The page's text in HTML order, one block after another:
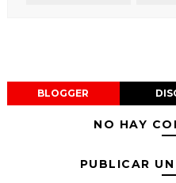
BLOGGER
NO HAY
PUBLICAR